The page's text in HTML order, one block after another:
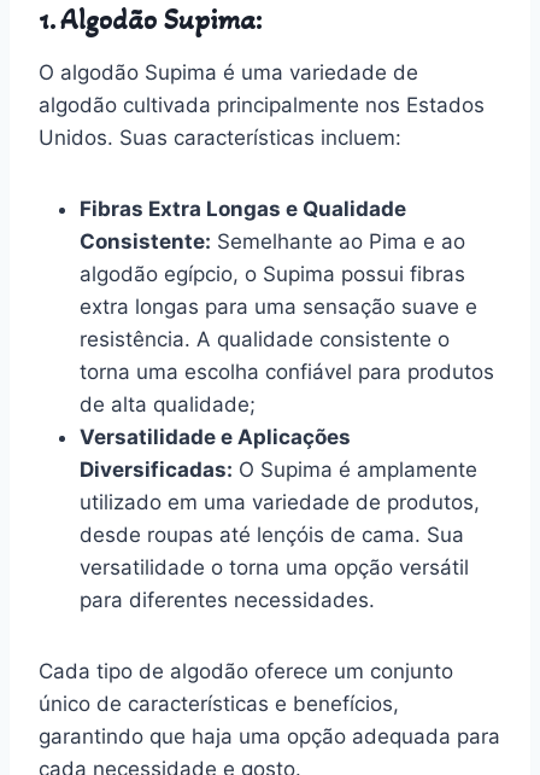
1. Algodão Supima:
O algodão Supima é uma variedade de
algodão cultivada principalmente nos Estados
Unidos. Suas características incluem:
Fibras Extra Longas e Qualidade
Consistente: Semelhante ao Pima e ao
algodão egípcio, o Supima possui fibras
extra longas para uma sensação suave e
resistência. A qualidade consistente o
torna uma escolha confiável para produtos
de alta qualidade;
Versatilidade e Aplicações
Diversificadas: O Supima é amplamente
utilizado em uma variedade de produtos,
desde roupas até lençóis de cama. Sua
versatilidade o torna uma opção versátil
para diferentes necessidades.
Cada tipo de algodão oferece um conjunto
único de características e benefícios,
garantindo que haja uma opção adequada para
cada necessidade e gosto.